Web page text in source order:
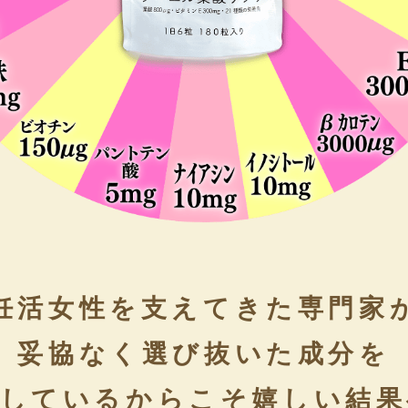
活女性を支えてきた専門家
妥協なく選び抜いた成分を
ているからこそ嬉しい結